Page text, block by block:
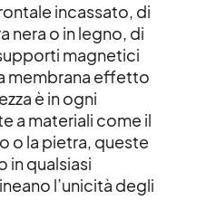
incassato, di
nera o in legno, di
magnetici
membrana effetto
è in ogni
a materiali come il
o la pietra, queste
in qualsiasi
l’unicità degli